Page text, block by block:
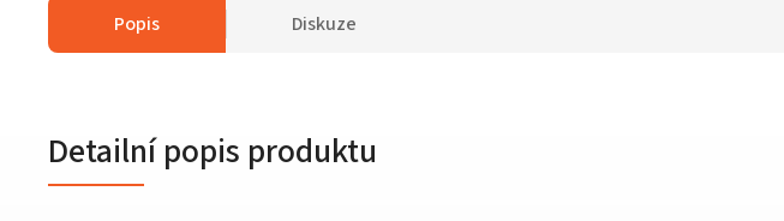
Popis Diskuze
Detailní popis produktu